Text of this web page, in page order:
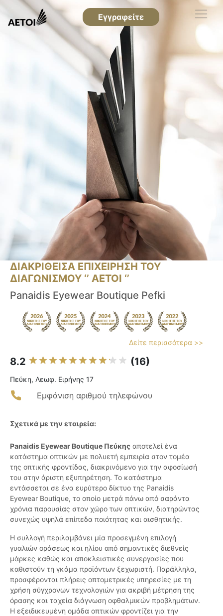
Εγγραφείτε
ΔΙΑΚΡΙΘΕΙΣΑ ΕΠΙΧΕΙΡΗΣΗ ΤΟΥ
ΔΙΑΓΩΝΙΣΜΟΥ ‘’ ΑΕΤΟΙ ‘’
Panaidis Eyewear Boutique Pefki
Δείτε περισσότερα >>
8.2 (16)
Πεύκη, Λεωφ. Ειρήνης 17
Εμφάνιση αριθμού τηλεφώνου
Σχετικά με την εταιρεία:
Panaidis Eyewear Boutique Πεύκης αποτελεί ένα
κατάστημα οπτικών με πολυετή εμπειρία στον τομέα
της οπτικής φροντίδας, διακρινόμενο για την αφοσίωσή
του στην άριστη εξυπηρέτηση. Το κατάστημα
εντάσσεται σε ένα ευρύτερο δίκτυο της Panaidis
Eyewear Boutique, το οποίο μετρά πάνω από σαράντα
χρόνια παρουσίας στον χώρο των οπτικών, διατηρώντας
συνεχώς υψηλά επίπεδα ποιότητας και αισθητικής.
Η συλλογή περιλαμβάνει μία προσεγμένη επιλογή
γυαλιών οράσεως και ηλίου από σημαντικές διεθνείς
μάρκες καθώς και αποκλειστικές συνεργασίες που
καθιστούν τη γκάμα προϊόντων ξεχωριστή. Παράλληλα,
προσφέρονται πλήρεις οπτομετρικές υπηρεσίες με τη
χρήση σύγχρονων τεχνολογιών για ακριβή μέτρηση της
όρασης και ταχεία διάγνωση οφθαλμικών προβλημάτων.
Η εξειδικευμένη ομάδα οπτικών φροντίζει για την